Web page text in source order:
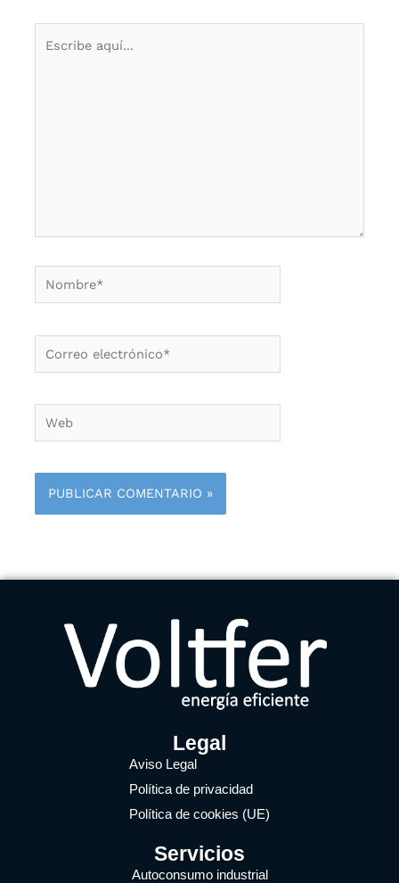
Nombre*
Correo
electrónico*
Web
Legal
Aviso Legal
Política de privacidad
Política de cookies (UE)
Servicios
Autoconsumo industrial